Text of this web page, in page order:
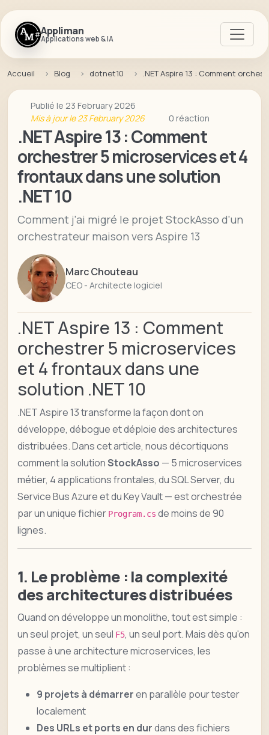
Appliman
Applications web & IA
Accueil Blog dotnet10 .NET Aspire 13 : Comment
Publié le 23 February 2026
Mis à jour le 23 February 2026
0 réaction
.NET Aspire 13 : Comment
orchestrer 5 microservices et 4
frontaux dans une solution
.NET 10
Comment j'ai migré le projet StockAsso d'un
orchestrateur maison vers Aspire 13
Marc Chouteau
CEO - Architecte logiciel
.NET Aspire 13 : Comment
orchestrer 5 microservices
et 4 frontaux dans une
solution .NET 10
.NET Aspire 13 transforme la façon dont on
développe, débogue et déploie des architectures
distribuées. Dans cet article, nous décortiquons
comment la solutionStockAsso — 5 microservices
métier, 4 applications frontales, du SQL Server, du
Service Bus Azure et du Key Vault — est orchestrée
par un unique fichier Program.cs de moins de 90
lignes.
1. Le problème : la complexité
des architectures distribuées
Quand on développe un monolithe, tout est simple :
un seul projet, un seul F5, un seul port. Mais dès qu'on
passe à une architecture microservices, les
problèmes se multiplient :
9 projets à démarreren parallèle pour tester
localement
Des URLs et ports en durdans des fichiers